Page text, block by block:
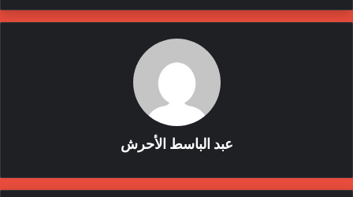
عبد الباسط الأحرش